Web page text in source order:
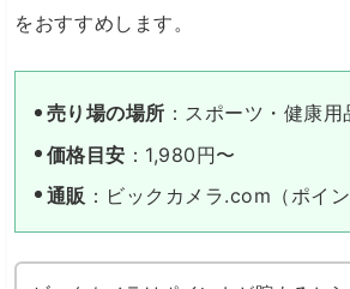
をおすすめします。
売り場の場所 ：スポーツ・健康
価格目安 ：1,980円〜
通販 ：ビックカメラ.com（ポイン